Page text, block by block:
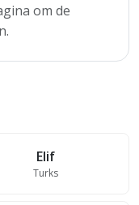
om de
Elif
Turks